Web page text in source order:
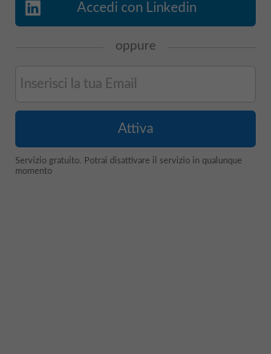
Accedi con Linkedin
oppure
Servizio gratuito. Potrai disattivare il servizio in qualunque
momento